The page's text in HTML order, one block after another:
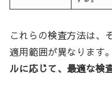
これらの検査方法は、
適用範囲が異なります。
ルに応じて、最適な検